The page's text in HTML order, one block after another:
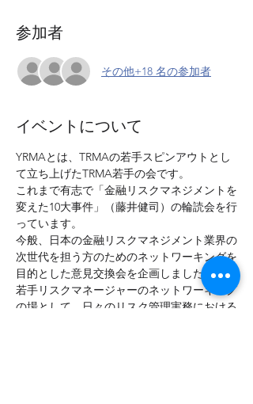
参加者
その他+18 名の参加者
イベントについて
YRMAとは、TRMAの若手スピンアウトとし
て立ち上げたTRMA若手の会です。
これまで有志で「金融リスクマネジメントを
変えた10大事件」（藤井健司）の輪読会を行
っています。
今般、日本の金融リスクマネジメント業界の
次世代を担う方のためのネットワーキングを
目的とした意見交換会を企画しました。
若手リスクマネージャーのネットワーキング
の場として、日々のリスク管理実務における